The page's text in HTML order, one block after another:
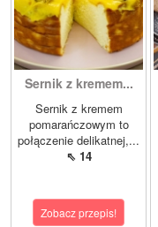
Sernik z kremem...
Sernik z kremem
pomarańczowym to
połączenie delikatnej,...
⇖ 14
Zobacz przepis!